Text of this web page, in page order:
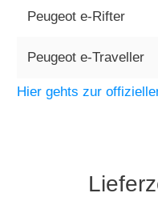
Peugeot e-Rifter
Peugeot e-Traveller
Hier gehts zur